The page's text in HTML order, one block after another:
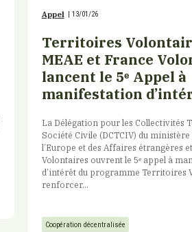
Appel | 13/01/26
Territoires
MEAE et France
lancent le 5ᵉ Appel à
manifestation
La Délégation pour les Collectivités
Société Civile (DCTCIV) du
l’Europe et des Affaires étrangères
Volontaires ouvrent le 5ᵉ appel à
d’intérêt du programme Territoires
renforcer...
Coopération décentralisée